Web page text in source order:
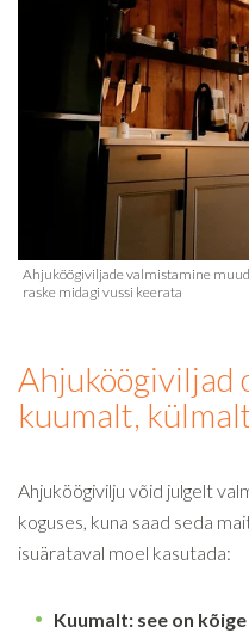
Ahjuköögiviljad
kuumalt,
Ahjuköögivilju võid julgelt
koguses, kuna saad seda
isuärataval moel kasutada:
Kuumalt: see on